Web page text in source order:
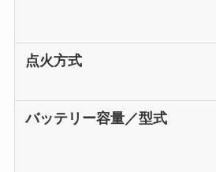
点火方式
バッテリー容量／型式